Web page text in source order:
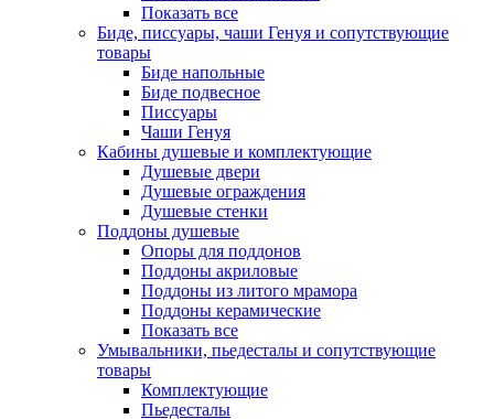
Показать все
Биде, писсуары, чаши Генуя и сопутствующие
товары
Биде напольные
Биде подвесное
Писсуары
Чаши Генуя
Кабины душевые и комплектующие
Душевые двери
Душевые ограждения
Душевые стенки
Поддоны душевые
Опоры для поддонов
Поддоны акриловые
Поддоны из литого мрамора
Поддоны керамические
Показать все
Умывальники, пьедесталы и сопутствующие
товары
Комплектующие
Пьедесталы